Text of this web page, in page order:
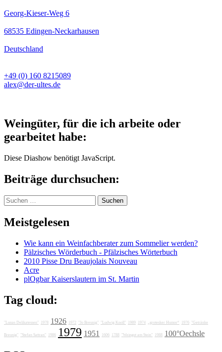
Georg-Kieser-Weg 6
68535 Edingen-Neckarhausen
Deutschland
+49 (0) 160 8215089
alex@der-ultes.de
Weingüter, für die ich arbeite oder
gearbeitet habe:
Diese Diashow benötigt JavaScript.
Beiträge durchsuchen:
Suchen
nach:
Meistgelesen
Wie kann ein Weinfachberater zum Sommelier werden?
Pälzisches Wörderbuch - Pfälzisches Wörterbuch
2010 Pisse Dru Beaujolais Nouveau
Acre
plOgbar Kaiserslautern im St. Martin
Tag cloud:
"Lunas Delikatessen" 1978 1926 1972 "Jo Breunig" "Ludwig Knoll" 1989 1974 „grotesker Humor“ 1976 "Getränke
Breunig" "Stefan Sattran" 1986 1979 1951 1606 1788 "Weingut am Stein" 1988 100°Oechsle